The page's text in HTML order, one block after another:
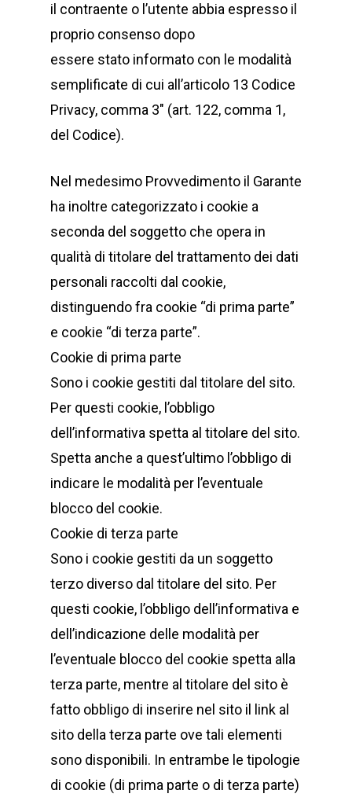
il contraente o l’utente abbia espresso il
proprio consenso dopo
essere stato informato con le modalità
semplificate di cui all’articolo 13 Codice
Privacy, comma 3″ (art. 122, comma 1,
del Codice).
Nel medesimo Provvedimento il Garante
ha inoltre categorizzato i cookie a
seconda del soggetto che opera in
qualità di titolare del trattamento dei dati
personali raccolti dal cookie,
distinguendo fra cookie “di prima parte”
e cookie “di terza parte”.
Cookie di prima parte
Sono i cookie gestiti dal titolare del sito.
Per questi cookie, l’obbligo
dell’informativa spetta al titolare del sito.
Spetta anche a quest’ultimo l’obbligo di
indicare le modalità per l’eventuale
blocco del cookie.
Cookie di terza parte
Sono i cookie gestiti da un soggetto
terzo diverso dal titolare del sito. Per
questi cookie, l’obbligo dell’informativa e
dell’indicazione delle modalità per
l’eventuale blocco del cookie spetta alla
terza parte, mentre al titolare del sito è
fatto obbligo di inserire nel sito il link al
sito della terza parte ove tali elementi
sono disponibili. In entrambe le tipologie
di cookie (di prima parte o di terza parte)